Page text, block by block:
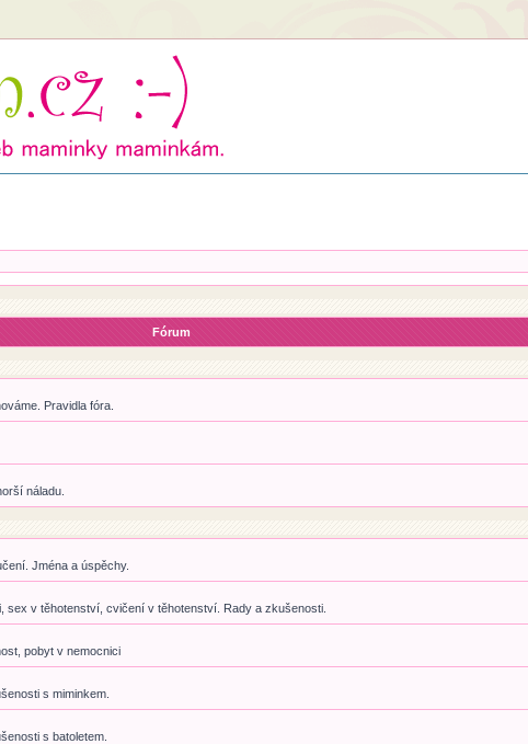
Fórum
Pravidla fóra.
náladu.
Jména a úspěchy.
v těhotenství, cvičení v těhotenství. Rady a zkušenosti.
pobyt v nemocnici
s miminkem.
s batoletem.